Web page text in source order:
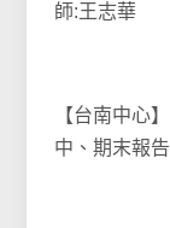
師:王志華
【台南中心
中、期末報